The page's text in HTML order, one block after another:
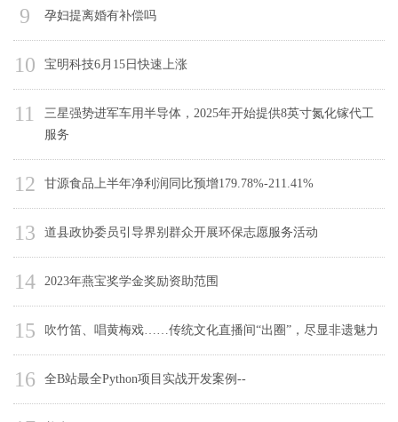
9 孕妇提离婚有补偿吗
10 宝明科技6月15日快速上涨
11
三星强势进军车用半导体，2025年开始提供8英寸氮化镓代工
服务
12 甘源食品上半年净利润同比预增179.78%-211.41%
13 道县政协委员引导界别群众开展环保志愿服务活动
14 2023年燕宝奖学金奖励资助范围
15 吹竹笛、唱黄梅戏……传统文化直播间“出圈”，尽显非遗魅力
16 全B站最全Python项目实战开发案例--